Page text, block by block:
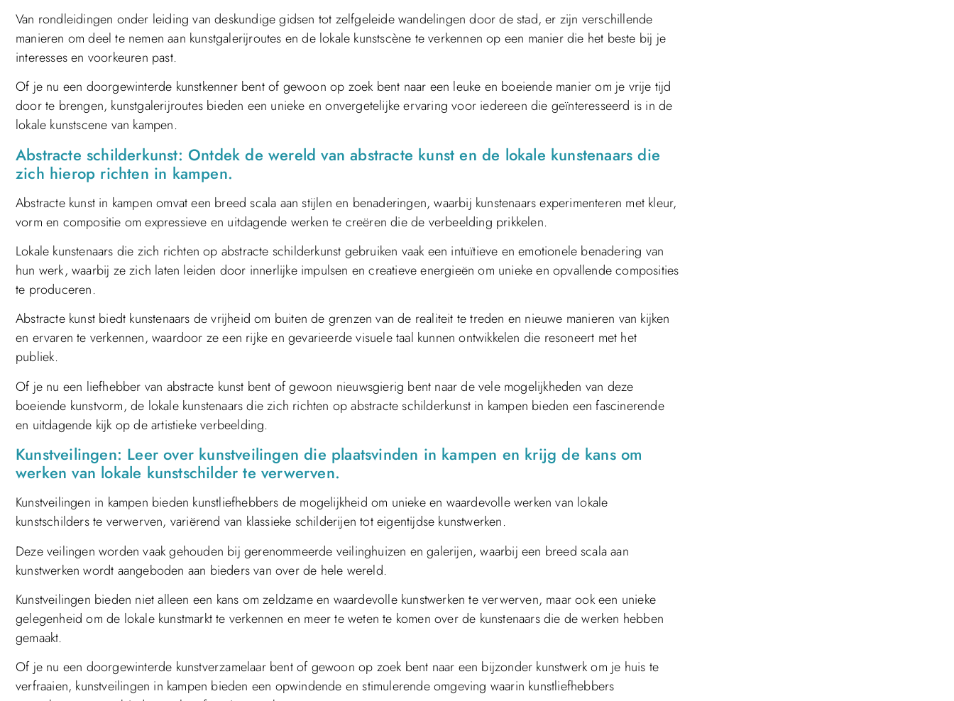
Van rondleidingen onder leiding van deskundige gidsen tot zelfgeleide wandelingen door de stad, er zijn verschillende
manieren om deel te nemen aan kunstgalerijroutes en de lokale kunstscène te verkennen op een manier die het beste bij je
interesses en voorkeuren past.
Of je nu een doorgewinterde kunstkenner bent of gewoon op zoek bent naar een leuke en boeiende manier om je vrije tijd
door te brengen, kunstgalerijroutes bieden een unieke en onvergetelijke ervaring voor iedereen die geïnteresseerd is in de
lokale kunstscene van kampen.
Abstracte schilderkunst: Ontdek de wereld van abstracte kunst en de lokale kunstenaars die
zich hierop richten in kampen.
Abstracte kunst in kampen omvat een breed scala aan stijlen en benaderingen, waarbij kunstenaars experimenteren met kleur,
vorm en compositie om expressieve en uitdagende werken te creëren die de verbeelding prikkelen.
Lokale kunstenaars die zich richten op abstracte schilderkunst gebruiken vaak een intuïtieve en emotionele benadering van
hun werk, waarbij ze zich laten leiden door innerlijke impulsen en creatieve energieën om unieke en opvallende composities
te produceren.
Abstracte kunst biedt kunstenaars de vrijheid om buiten de grenzen van de realiteit te treden en nieuwe manieren van kijken
en ervaren te verkennen, waardoor ze een rijke en gevarieerde visuele taal kunnen ontwikkelen die resoneert met het
publiek.
Of je nu een liefhebber van abstracte kunst bent of gewoon nieuwsgierig bent naar de vele mogelijkheden van deze
boeiende kunstvorm, de lokale kunstenaars die zich richten op abstracte schilderkunst in kampen bieden een fascinerende
en uitdagende kijk op de artistieke verbeelding.
Kunstveilingen: Leer over kunstveilingen die plaatsvinden in kampen en krijg de kans om
werken van lokale kunstschilder te verwerven.
Kunstveilingen in kampen bieden kunstliefhebbers de mogelijkheid om unieke en waardevolle werken van lokale
kunstschilders te verwerven, variërend van klassieke schilderijen tot eigentijdse kunstwerken.
Deze veilingen worden vaak gehouden bij gerenommeerde veilinghuizen en galerijen, waarbij een breed scala aan
kunstwerken wordt aangeboden aan bieders van over de hele wereld.
Kunstveilingen bieden niet alleen een kans om zeldzame en waardevolle kunstwerken te verwerven, maar ook een unieke
gelegenheid om de lokale kunstmarkt te verkennen en meer te weten te komen over de kunstenaars die de werken hebben
gemaakt.
Of je nu een doorgewinterde kunstverzamelaar bent of gewoon op zoek bent naar een bijzonder kunstwerk om je huis te
verfraaien, kunstveilingen in kampen bieden een opwindende en stimulerende omgeving waarin kunstliefhebbers